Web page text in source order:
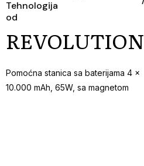
Tehnologija
od
REVOLUTION
Pomoćna stanica sa baterijama 4 x
10.000 mAh, 65W, sa magnetom